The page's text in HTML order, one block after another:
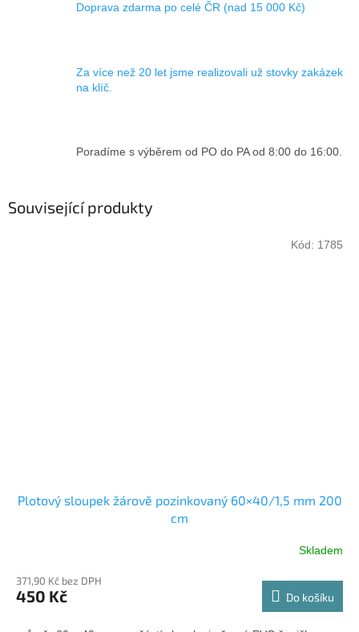
Doprava zdarma po celé ČR (nad 15 000 Kč)
Za více než 20 let jsme realizovali už stovky zakázek
na klíč.
Poradíme s výběrem od PO do PA od 8:00 do 16:00.
Související produkty
Plotový sloupek žárově pozinkovaný 60×40/1,5 mm 200
cm
Skladem
371,90 Kč bez DPH
450 Kč Do košíku
Kód: 1785